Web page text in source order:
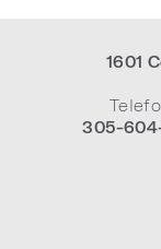
1601
305-